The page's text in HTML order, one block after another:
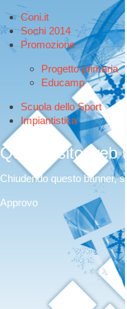
Coni.it
Sochi 2014
Promozione
Progetto primaria
Educamp
Scuola dello Sport
Impiantistica
Questo sito web
Chiudendo questo banner,
Approvo